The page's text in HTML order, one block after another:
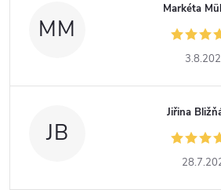
MM
Markéta
JB
Jiřina